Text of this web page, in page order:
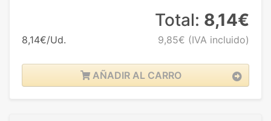
8,14€/Ud.
Total: 8,14€
9,85€ (IVA incluido)
AÑADIR AL CARRO